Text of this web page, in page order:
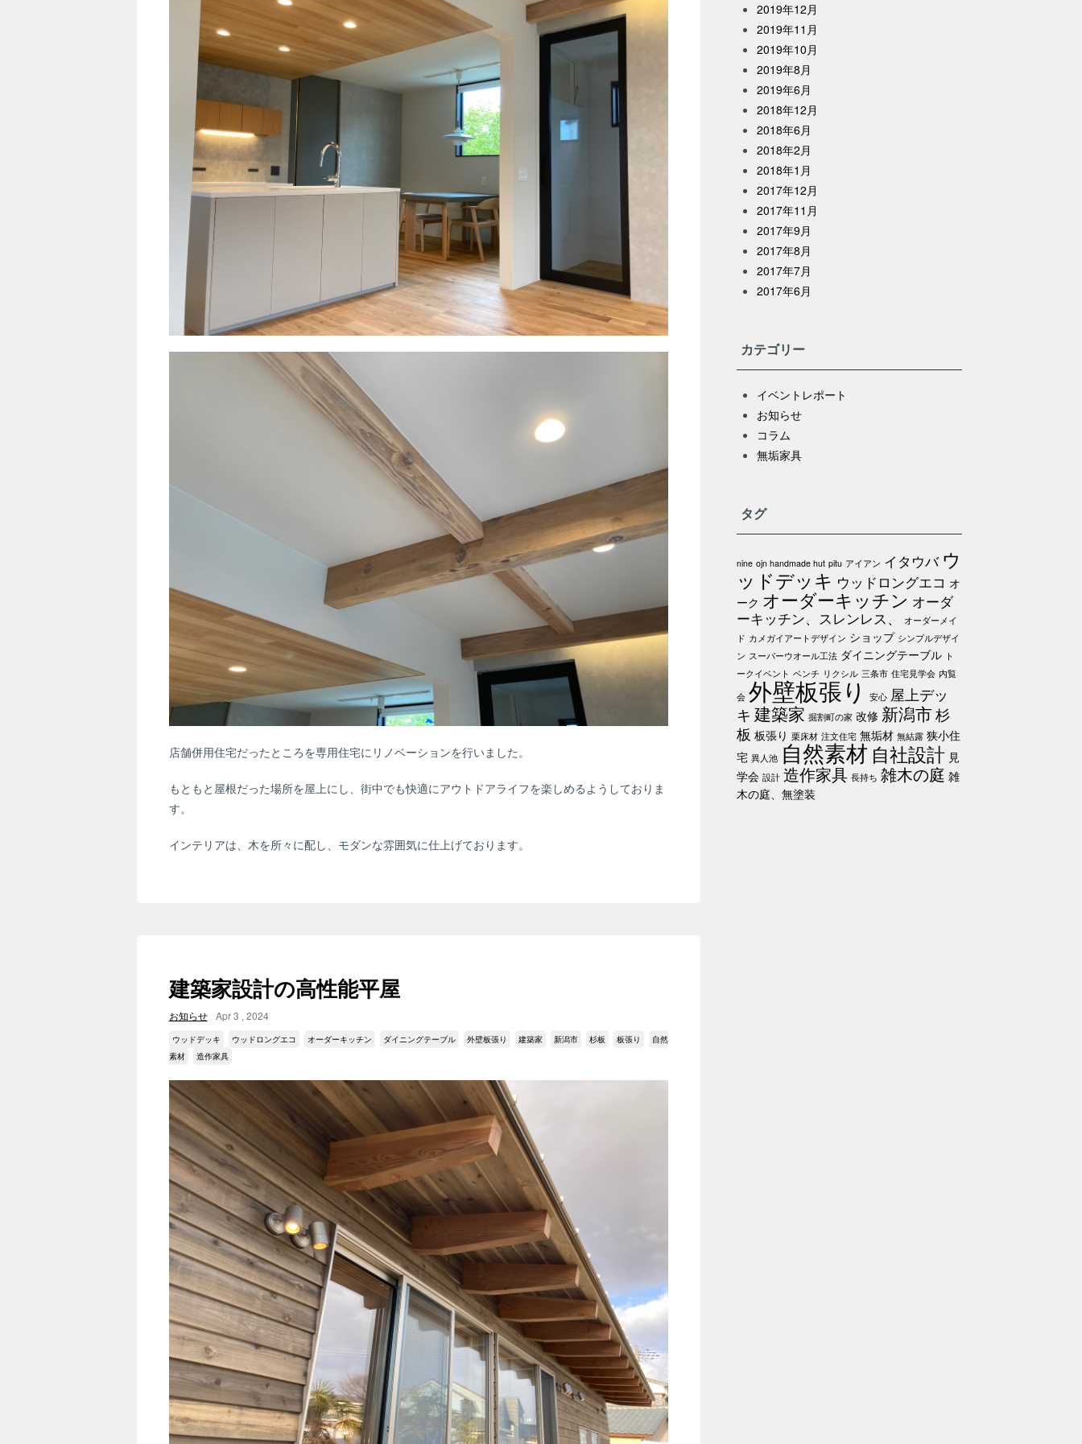
店舗併用住宅だったところを専用住宅にリノベーションを行いました。
もともと屋根だった場所を屋上にし、街中でも快適にアウトドアライフを楽しめるようしておりま
す。
インテリアは、木を所々に配し、モダンな雰囲気に仕上げております。
建築家設計の高性能平屋
お知らせ Apr 3 , 2024
ウッドデッキ ウッドロングエコ オーダーキッチン ダイニングテーブル 外壁板張り 建築家 新潟市 杉板 板張り
自然
素材
造作家具
2019年12月
2019年11月
2019年10月
2019年8月
2019年6月
2018年12月
2018年6月
2018年2月
2018年1月
2017年12月
2017年11月
2017年9月
2017年8月
2017年7月
2017年6月
カテゴリー
イベントレポート
お知らせ
コラム
無垢家具
タグ
nine ojn handmade hut pitu アイアン イタウバ ウ
ッドデッキ ウッドロングエコ オ
ーク オーダーキッチン オーダ
ーキッチン、スレンレス、
オーダーメイ
ド カメガイアートデザイン ショップ シンプルデザイ
ン スーパーウオール工法 ダイニングテーブル ト
ークイベント ベンチ リクシル 三条市 住宅見学会 内覧
会 外壁板張り 安心 屋上デッ
キ 建築家 掘割町の家 改修 新潟市杉
板 板張り 栗床材 注文住宅 無垢材 無結露 狭小住
宅 異人池 自然素材 自社設計 見
学会 設計 造作家具 長持ち 雑木の庭 雑
木の庭、無塗装